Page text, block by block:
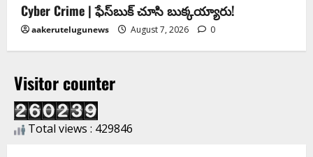
Cyber Crime | ఫేస్‌బుక్‌ చూసి బుక్కయ్యారు!
aakerutelugunews August 7, 2026 0
Visitor counter
Total views : 429846